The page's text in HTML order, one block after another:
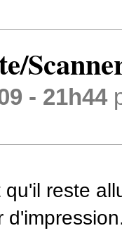
- 21h44
reste